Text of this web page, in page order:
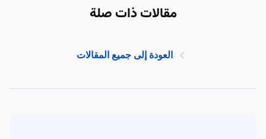
مقالات ذات صلة
العودة إلى جميع المقالات